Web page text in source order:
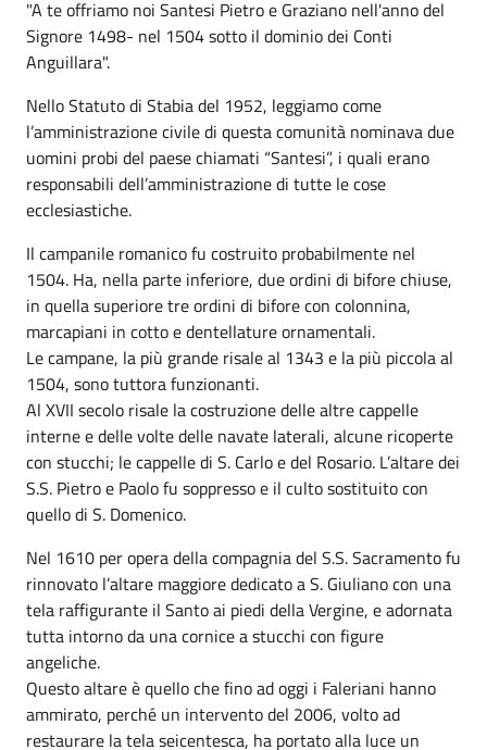
"A te offriamo noi Santesi Pietro e Graziano nell'anno del
Signore 1498- nel 1504 sotto il dominio dei Conti
Anguillara".
Nello Statuto di Stabia del 1952, leggiamo come
l’amministrazione civile di questa comunità nominava due
uomini probi del paese chiamati “Santesi”, i quali erano
responsabili dell’amministrazione di tutte le cose
ecclesiastiche.
Il campanile romanico fu costruito probabilmente nel
1504. Ha, nella parte inferiore, due ordini di bifore chiuse,
in quella superiore tre ordini di bifore con colonnina,
marcapiani in cotto e dentellature ornamentali.
Le campane, la più grande risale al 1343 e la più piccola al
1504, sono tuttora funzionanti.
Al XVII secolo risale la costruzione delle altre cappelle
interne e delle volte delle navate laterali, alcune ricoperte
con stucchi; le cappelle di S. Carlo e del Rosario. L’altare dei
S.S. Pietro e Paolo fu soppresso e il culto sostituito con
quello di S. Domenico.
Nel 1610 per opera della compagnia del S.S. Sacramento fu
rinnovato l’altare maggiore dedicato a S. Giuliano con una
tela raffigurante il Santo ai piedi della Vergine, e adornata
tutta intorno da una cornice a stucchi con figure
angeliche.
Questo altare è quello che fino ad oggi i Faleriani hanno
ammirato, perché un intervento del 2006, volto ad
restaurare la tela seicentesca, ha portato alla luce un